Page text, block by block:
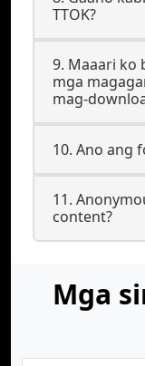
TTOK?
9. Maaari ko
mga
mag-
10. Ano ang
11.
content?
Mga